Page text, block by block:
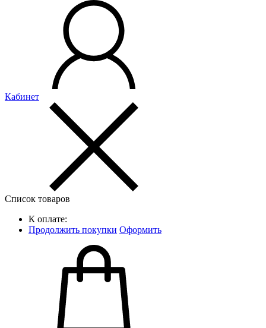
Кабинет
Список товаров
К оплате:
Продолжить покупки Оформить